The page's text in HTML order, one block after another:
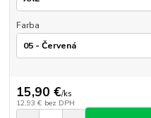
Farba
15,90 €/ks
12,93 € bez DPH